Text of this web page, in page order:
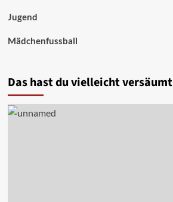
Jugend
Mädchenfussball
Das hast du vielleicht versäumt